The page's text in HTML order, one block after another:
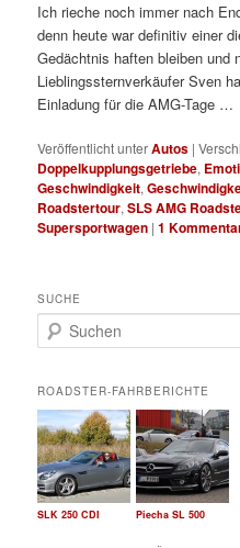
Ich rieche noch immer nach
denn heute war definitiv einer
Gedächtnis haften bleiben und
Lieblingssternverkäufer Sven
Einladung für die AMG-Tage …
Veröffentlicht unterAutos |
Doppelkupplungsgetriebe,
Geschwindigkeit,
Roadstertour,SLS AMG
Supersportwagen |1
SUCHE
u
h
e
n
ROADSTER-FAHRBERICHTE
SLK 250 CDI Piecha SL 500